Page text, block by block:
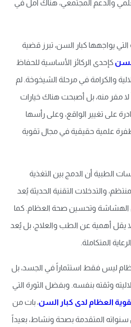
والدعم المجتمعي، هناك أمل في
يواجهها كبار السن، تبرز قضية
كإحدى الركائز الأساسية للحفاظ
والكرامة في مرحلة الشيخوخة. لم
مفر منه، بل أصبحت هناك خيارات
على تغيير الواقع، وعلى رأسها
طفرة علمية حقيقية في مجال تقوية
الطبية أن الدمج بين التغذية
والتدخلات التقنية الحديثة يُعد
الهشاشة وتحسين صحة العظام. كما
يقل أهمية عن الطب والعلاج، بل يُعد
المتكاملة.
ليس فقط استثماراً في الجسد، بل
وثقته بنفسه. وبفضل الثورة التي
العظام لدى كبار السن، بات من
المتقدمة بصحة ونشاط، بعيداً